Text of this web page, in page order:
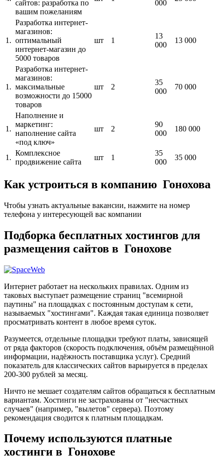
сайтов: разработка по
вашим пожеланиям
000
1.
Разработка интернет-
магазинов:
оптимальный
интернет-магазин до
5000 товаров
шт 1
13
000
13 000
1.
Разработка интернет-
магазинов:
максимальные
возможности до 15000
товаров
шт 2
35
000
70 000
1.
Наполнение и
маркетинг:
наполнение сайта
«под ключ»
шт 2
90
000
180 000
1.
Комплексное
продвижение сайта
шт 1
35
000
35 000
Как устроиться в компанию Гонохова
Чтобы узнать актуальные вакансии, нажмите на номер
телефона у интересующей вас компании
Подборка бесплатных хостингов для
размещения сайтов в Гонохове
Интернет работает на нескольких правилах. Одним из
таковых выступает размещение страниц "всемирной
паутины" на площадках с постоянным доступам к сети,
называемых "хостингами". Каждая такая единица позволяет
просматривать контент в любое время суток.
Разумеется, отдельные площадки требуют платы, зависящей
от ряда факторов (скорость подключения, объём размещённой
информации, надёжность поставщика услуг). Средний
показатель для классических сайтов варьируется в пределах
200-300 рублей за месяц.
Ничто не мешает создателям сайтов обращаться к бесплатным
вариантам. Хостинги не застрахованы от "несчастных
случаев" (например, "вылетов" сервера). Поэтому
рекомендация сводится к платным площадкам.
Почему используются платные
хостинги в Гонохове